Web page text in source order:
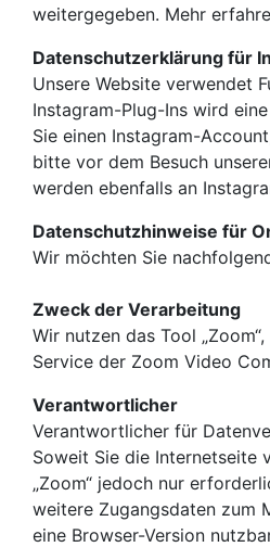
weitergegeben. Mehr
Datenschutzerklärung für
Unsere Website verwendet
Instagram-Plug-Ins wird
Sie einen Instagram-
bitte vor dem Besuch
werden ebenfalls an
Datenschutzhinweise für
Wir möchten Sie
Zweck der Verarbeitung
Wir nutzen das Tool
Service der Zoom Video
Verantwortlicher
Verantwortlicher für
Soweit Sie die Internetseite
„Zoom“ jedoch nur
weitere Zugangsdaten zum
eine Browser-Version